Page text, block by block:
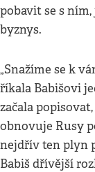
pobavit se s
byznys.
„Snažíme se k
říkala Babišovi
začala
obnovuje Rusy
nejdřív ten plyn
Babiš dřívější